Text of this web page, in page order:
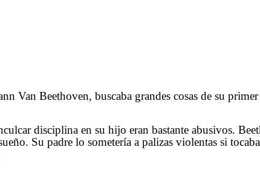
Van Beethoven, buscaba grandes cosas de su
disciplina en su hijo eran bastante abusivos.
Su padre lo sometería a palizas violentas si